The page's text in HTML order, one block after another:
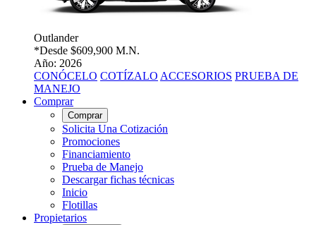
Outlander
*Desde $609,900 M.N.
Año: 2026
CONÓCELO COTÍZALO ACCESORIOS PRUEBA DE
MANEJO
Comprar
Comprar
Solicita Una Cotización
Promociones
Financiamiento
Prueba de Manejo
Descargar fichas técnicas
Inicio
Flotillas
Propietarios